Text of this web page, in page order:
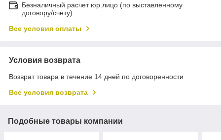
Безналичный расчет юр.лицо (по выставленному
договору/счету)
Все условия оплаты
Условия возврата
Возврат товара в течение 14 дней по договоренности
Все условия возврата
Подобные товары компании